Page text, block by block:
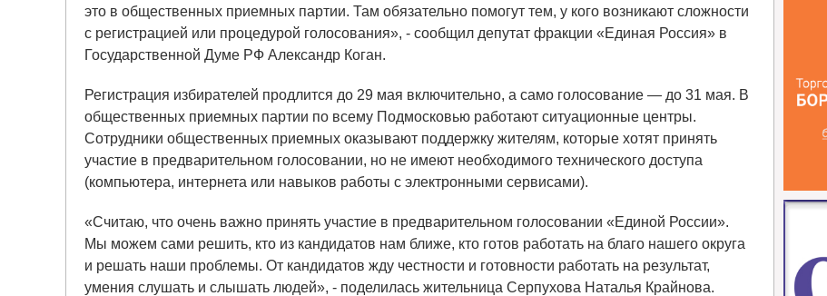
это в общественных приемных партии. Там обязательно помогут тем, у кого возникают сложности
с регистрацией или процедурой голосования», - сообщил депутат фракции «Единая Россия» в
Государственной Думе РФ Александр Коган.
Регистрация избирателей продлится до 29 мая включительно, а само голосование — до 31 мая. В
общественных приемных партии по всему Подмосковью работают ситуационные центры.
Сотрудники общественных приемных оказывают поддержку жителям, которые хотят принять
участие в предварительном голосовании, но не имеют необходимого технического доступа
(компьютера, интернета или навыков работы с электронными сервисами).
«Считаю, что очень важно принять участие в предварительном голосовании «Единой России».
Мы можем сами решить, кто из кандидатов нам ближе, кто готов работать на благо нашего округа
и решать наши проблемы. От кандидатов жду честности и готовности работать на результат,
умения слушать и слышать людей», - поделилась жительница Серпухова Наталья Крайнова.